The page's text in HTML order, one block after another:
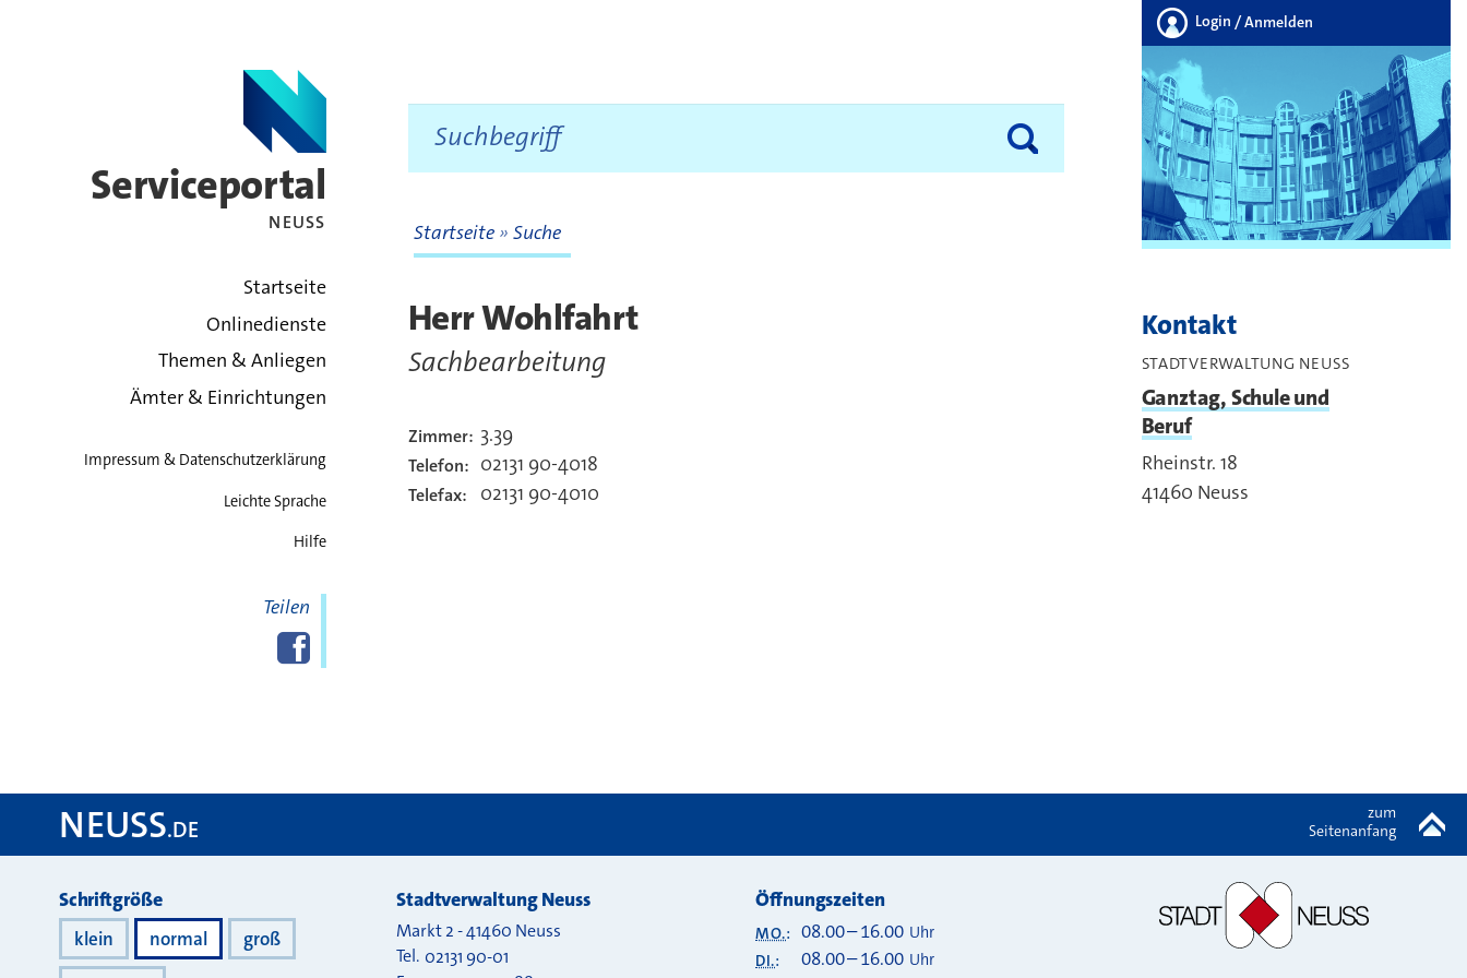
Serviceportal
NEUSS
zurück zur Startseite
Startseite
Onlinedienste
Themen & Anliegen
Ämter & Einrichtungen
Impressum & Datenschutzerklärung
Leichte Sprache
Hilfe
Teilen
Diese Seite bei
Facebook
teilen
Login / Anmelden
Startseite Suche
Herr Wohlfahrt
Sachbearbeitung
Kontakt
Zimmer: 3.39
Telefon: 02131 90-4018
Telefax: 02131 90-4010
Kontakt
STADTVERWALTUNG NEUSS
Ganztag, Schule und
Beruf
Rheinstr. 18
41460 Neuss
NEUSS.DE
zum
Seitenanfang
Darstellung
Schriftgröße
klein normal
groß
Stadtverwaltung Neuss
Markt 2-41460 Neuss
Tel. 02131 90-01
Öffnungszeiten
MO.: 08.00–16.00 Uhr
DI.: 08.00–16.00 Uhr